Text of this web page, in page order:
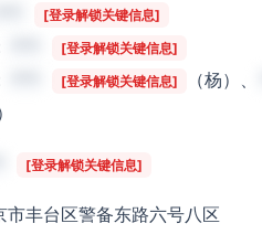
[登录解锁关键信息]
[登录解锁关键信息]
[登录解锁关键信息] （杨）、
[登录解锁关键信息]
市丰台区警备东路六号八区